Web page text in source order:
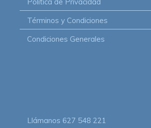
Términos y Condiciones
Condiciones Generales
Llámanos 627 548 221